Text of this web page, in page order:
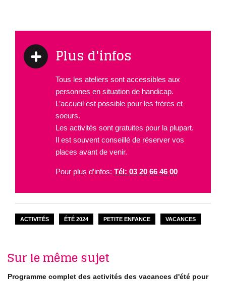
Plus d'infos
Tous les ateliers sont accessibles aux
personnes en situation de handicap.
L’accueil est possible pour les frères et
soeurs.
Les activités sont gratuites pour la plupart.
Il est souvent conseillé de réserver vos
places avant de venir.
Pour plus d’infos: Tél: 03 20 66 46 00
ACTIVITÉS ÉTÉ 2024 PETITE ENFANCE VACANCES
Sur le même sujet
Programme complet des activités des vacances d'été pour